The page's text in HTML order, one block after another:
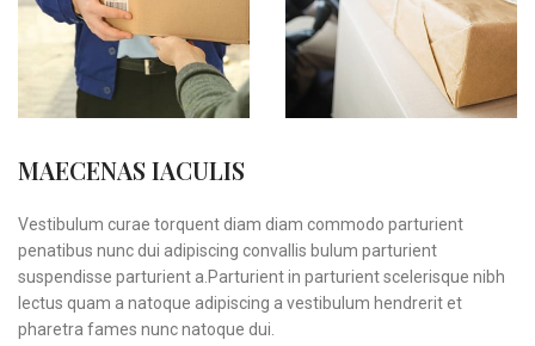
MAECENAS IACULIS
Vestibulum curae torquent diam diam commodo parturient
penatibus nunc dui adipiscing convallis bulum parturient
suspendisse parturient a.Parturient in parturient scelerisque nibh
lectus quam a natoque adipiscing a vestibulum hendrerit et
pharetra fames nunc natoque dui.